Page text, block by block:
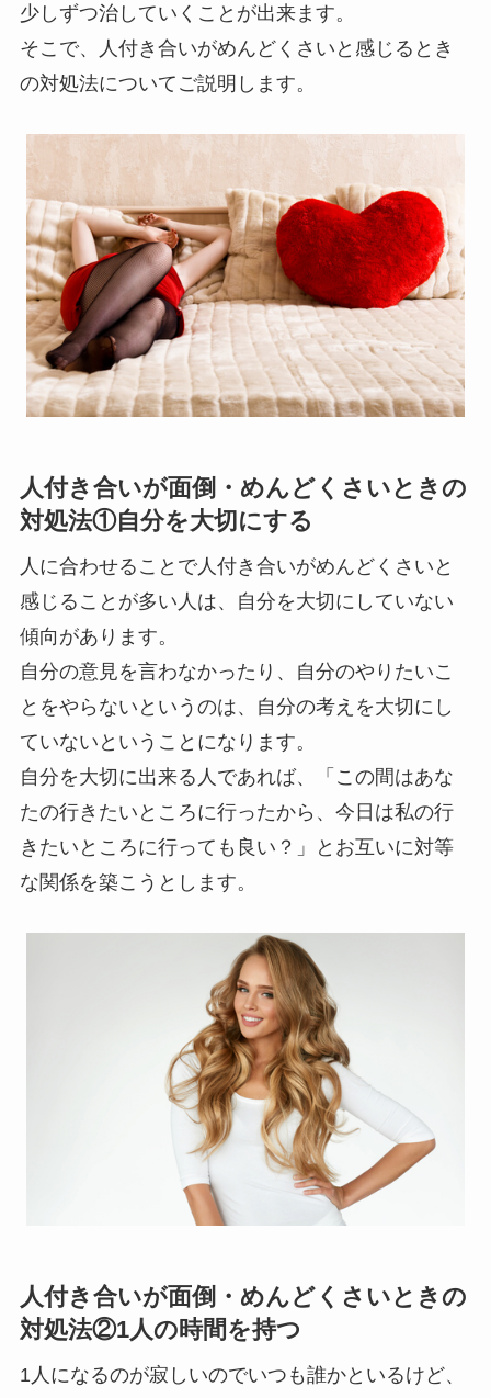
少しずつ治していくことが出来ます。
そこで、人付き合いがめんどくさいと感じるとき
の対処法についてご説明します。
人付き合いが面倒・めんどくさいときの
対処法①自分を大切にする
人に合わせることで人付き合いがめんどくさいと
感じることが多い人は、自分を大切にしていない
傾向があります。
自分の意見を言わなかったり、自分のやりたいこ
とをやらないというのは、自分の考えを大切にし
ていないということになります。
自分を大切に出来る人であれば、「この間はあな
たの行きたいところに行ったから、今日は私の行
きたいところに行っても良い？」とお互いに対等
な関係を築こうとします。
人付き合いが面倒・めんどくさいときの
対処法②1人の時間を持つ
1人になるのが寂しいのでいつも誰かといるけど、